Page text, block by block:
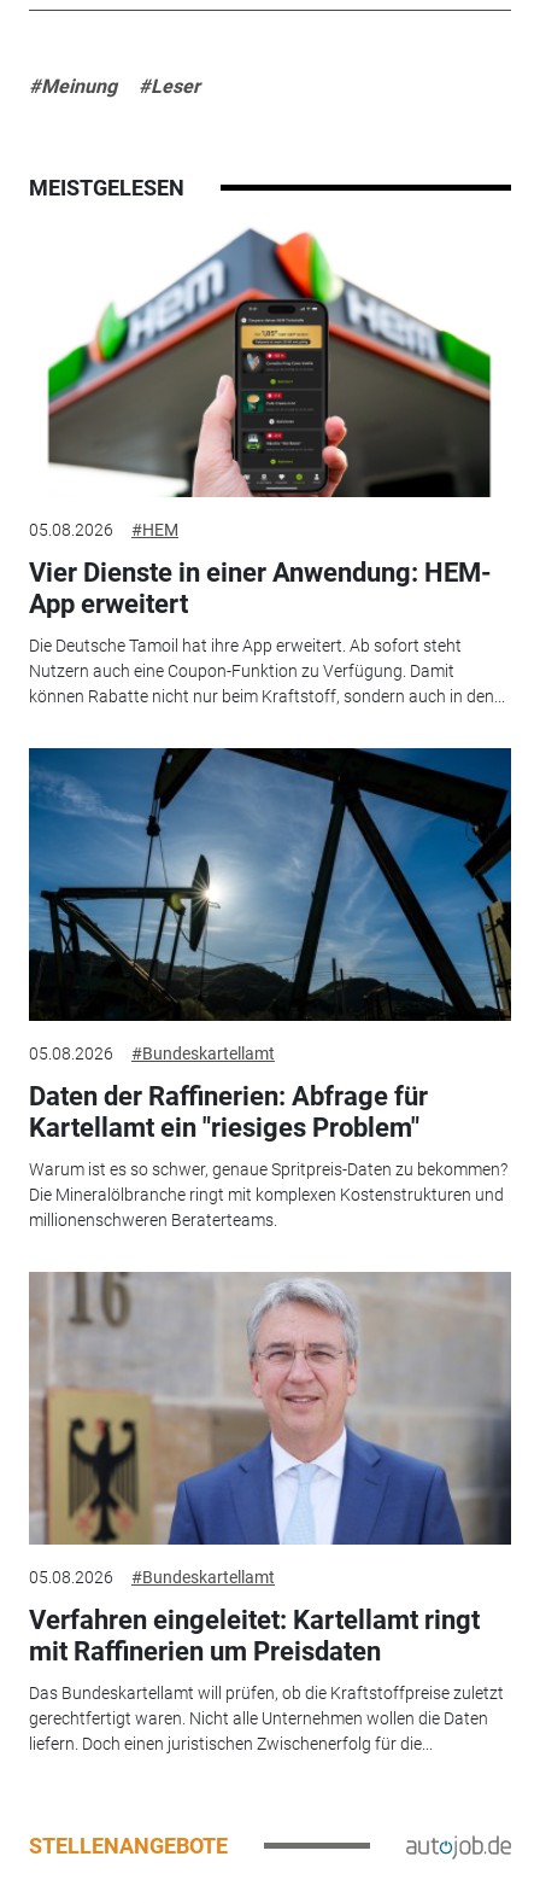
#Meinung #Leser
MEISTGELESEN
05.08.2026 #HEM
Vier Dienste in einer Anwendung: HEM-
App erweitert
Die Deutsche Tamoil hat ihre App erweitert. Ab sofort steht
Nutzern auch eine Coupon-Funktion zu Verfügung. Damit
können Rabatte nicht nur beim Kraftstoff, sondern auch in den...
05.08.2026 #Bundeskartellamt
Daten der Raffinerien: Abfrage für
Kartellamt ein "riesiges Problem"
Warum ist es so schwer, genaue Spritpreis-Daten zu bekommen?
Die Mineralölbranche ringt mit komplexen Kostenstrukturen und
millionenschweren Beraterteams.
05.08.2026 #Bundeskartellamt
Verfahren eingeleitet: Kartellamt ringt
mit Raffinerien um Preisdaten
Das Bundeskartellamt will prüfen, ob die Kraftstoffpreise zuletzt
gerechtfertigt waren. Nicht alle Unternehmen wollen die Daten
liefern. Doch einen juristischen Zwischenerfolg für die...
STELLENANGEBOTE